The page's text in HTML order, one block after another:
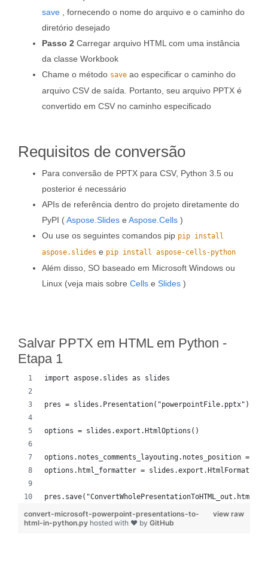
save , fornecendo o nome do arquivo e o caminho do
diretório desejado
Passo 2 Carregar arquivo HTML com uma instância
da classe Workbook
Chame o método save ao especificar o caminho do
arquivo CSV de saída. Portanto, seu arquivo PPTX é
convertido em CSV no caminho especificado
Requisitos de conversão
Para conversão de PPTX para CSV, Python 3.5 ou
posterior é necessário
APIs de referência dentro do projeto diretamente do
PyPI (Aspose.Slides e Aspose.Cells )
Ou use os seguintes comandos pip pip install
aspose.slides e pip install aspose-cells-python
Além disso, SO baseado em Microsoft Windows ou
Linux (veja mais sobre Cells e Slides )
Salvar PPTX em HTML em Python -
Etapa 1
import aspose.slides as slides
pres = slides.Presentation("powerpointFile.pptx")
options = slides.export.HtmlOptions()
options.notes_comments_layouting.notes_position =
options.html_formatter =
view raw
convert-microsoft-powerpoint-presentations-to-
html-in-python.py hosted with ❤ by GitHub